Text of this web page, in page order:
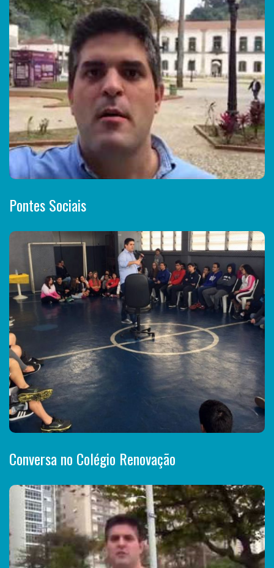
Pontes Sociais
Conversa no Colégio Renovação